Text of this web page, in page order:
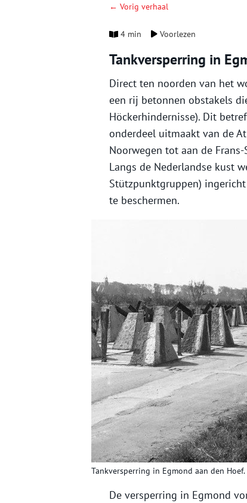
← Vorig verhaal
4 min Voorlezen
Tankversperring in
Direct ten noorden van het
een rij betonnen obstakels
Höckerhindernisse). Dit
onderdeel uitmaakt van de
Noorwegen tot aan de
Langs de Nederlandse kust
Stützpunktgruppen)
te beschermen.
Tankversperring in Egmond aan den Hoef.
De versperring in Egmond